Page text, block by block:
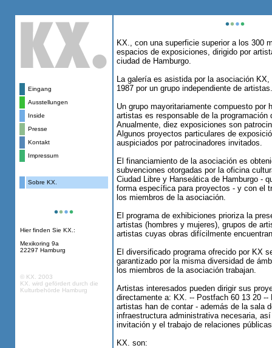
Eingang
Ausstellungen
Inside
Presse
Kontakt
Impressum
Sobre KX.
Hier finden Sie KX.:
Mexikoring 9a
22297 Hamburg
© KX. 2003
KX. wird gefördert durch die
Kulturbehörde Hamburg
KX., con una superficie superior a los 300
espacios de exposiciones, dirigido por
ciudad de Hamburgo.
La galería es asistida por la asociación KX,
1987 por un grupo independiente de artistas.
Un grupo mayoritariamente compuesto por
artistas es responsable de la programación
Anualmente, diez exposiciones son
Algunos proyectos particulares de
auspiciados por patrocinadores invitados.
El financiamiento de la asociación es
subvenciones otorgadas por la oficina
Ciudad Libre y Hanseática de Hamburgo -
forma específica para proyectos - y con el
los miembros de la asociación.
El programa de exhibiciones prioriza la
artistas (hombres y mujeres), grupos de
artistas cuyas obras difícilmente
El diversificado programa ofrecido por KX
garantizado por la misma diversidad de
los miembros de la asociación trabajan.
Artistas interesados pueden dirigir sus
directamente a: KX. -- Postfach 60 13 20 --
artistas han de contar - además de la sala
infraestructura administrativa necesaria,
invitación y el trabajo de relaciones
KX. son: